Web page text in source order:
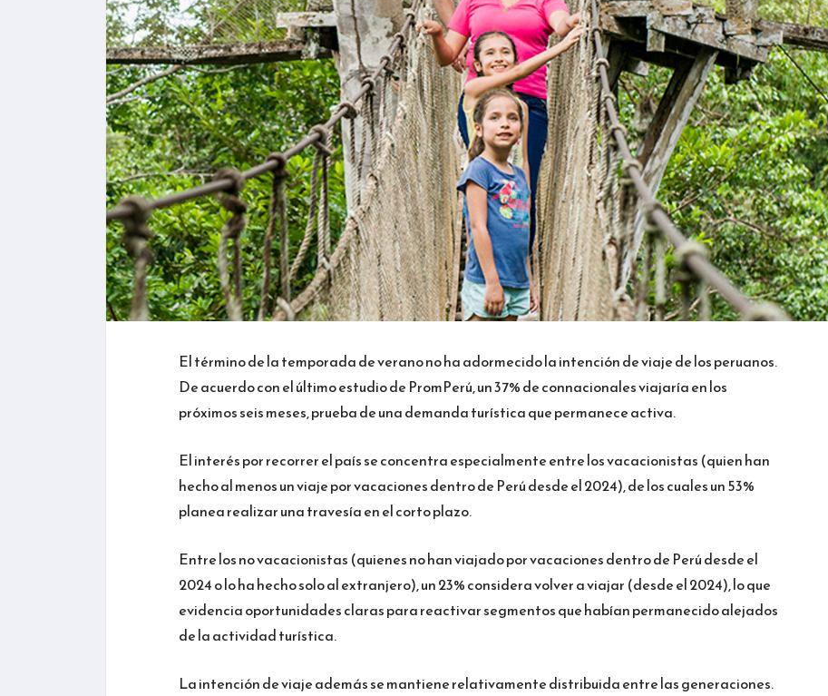
El término de la temporada de verano no ha adormecido la intención de viaje de los peruanos.
De acuerdo con el último estudio de PromPerú, un 37% de connacionales viajaría en los
próximos seis meses, prueba de una demanda turística que permanece activa.
El interés por recorrer el país se concentra especialmente entre los vacacionistas (quien han
hecho al menos un viaje por vacaciones dentro de Perú desde el 2024), de los cuales un 53%
planea realizar una travesía en el corto plazo.
Entre los no vacacionistas (quienes no han viajado por vacaciones dentro de Perú desde el
2024 o lo ha hecho solo al extranjero), un 23% considera volver a viajar (desde el 2024), lo que
evidencia oportunidades claras para reactivar segmentos que habían permanecido alejados
de la actividad turística.
La intención de viaje además se mantiene relativamente distribuida entre las generaciones.